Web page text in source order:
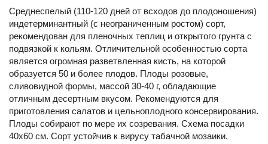
Среднеспелый (110-120 дней от всходов до плодоношения)
индетерминантный (с неограниченным ростом) сорт,
рекомендован для пленочных теплиц и открытого грунта с
подвязкой к кольям. Отличительной особенностью сорта
является огромная разветвленная кисть, на которой
образуется 50 и более плодов. Плоды розовые,
сливовидной формы, массой 30-40 г, обладающие
отличным десертным вкусом. Рекомендуются для
приготовления салатов и цельноплодного консервирования.
Плоды собирают по мере их созревания. Схема посадки
40х60 см. Сорт устойчив к вирусу табачной мозаики.